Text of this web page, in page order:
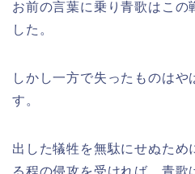
お前の言葉に乗り青歌はこの
した。
しかし一方で失ったものはや
す。
出した犠牲を無駄にせぬため
る程の侵攻を受ければ、青歌